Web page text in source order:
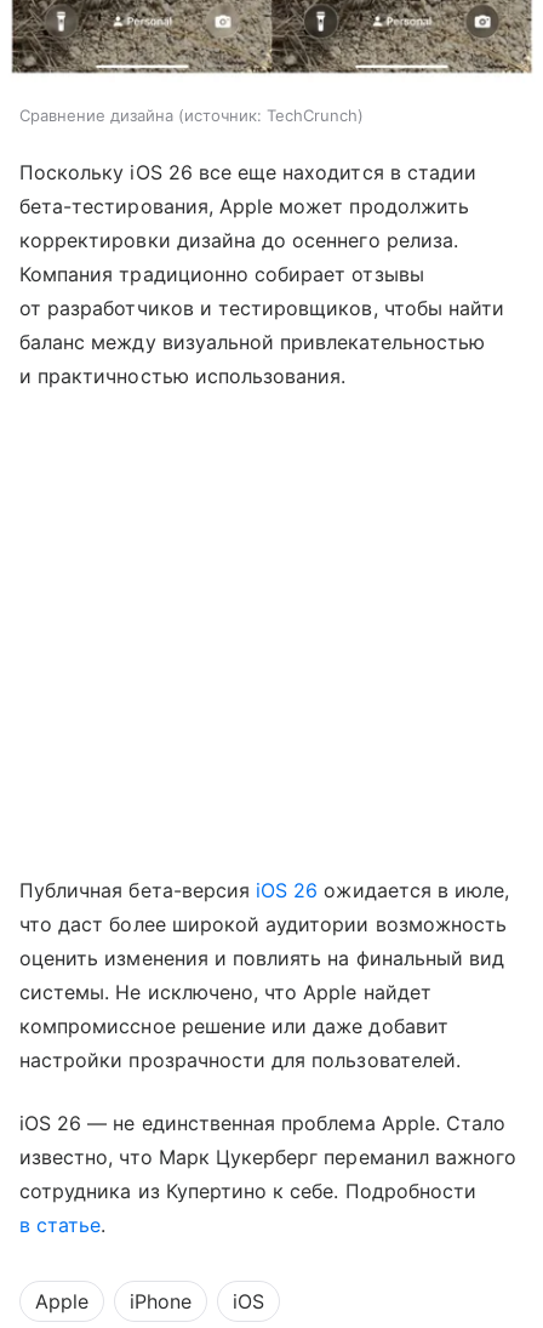
Сравнение дизайна источник: TechCrunch
Поскольку iOS 26 все еще находится в стадии
бета-тестирования, Apple может продолжить
корректировки дизайна до осеннего релиза.
Компания традиционно собирает отзывы
от разработчиков и тестировщиков, чтобы найти
баланс между визуальной привлекательностью
и практичностью использования.
Публичная бета-версия iOS 26 ожидается в июле,
что даст более широкой аудитории возможность
оценить изменения и повлиять на финальный вид
системы. Не исключено, что Apple найдет
компромиссное решение или даже добавит
настройки прозрачности для пользователей.
iOS 26 — не единственная проблема Apple. Стало
известно, что Марк Цукерберг переманил важного
сотрудника из Купертино к себе. Подробности
в статье.
Apple iPhone iOS